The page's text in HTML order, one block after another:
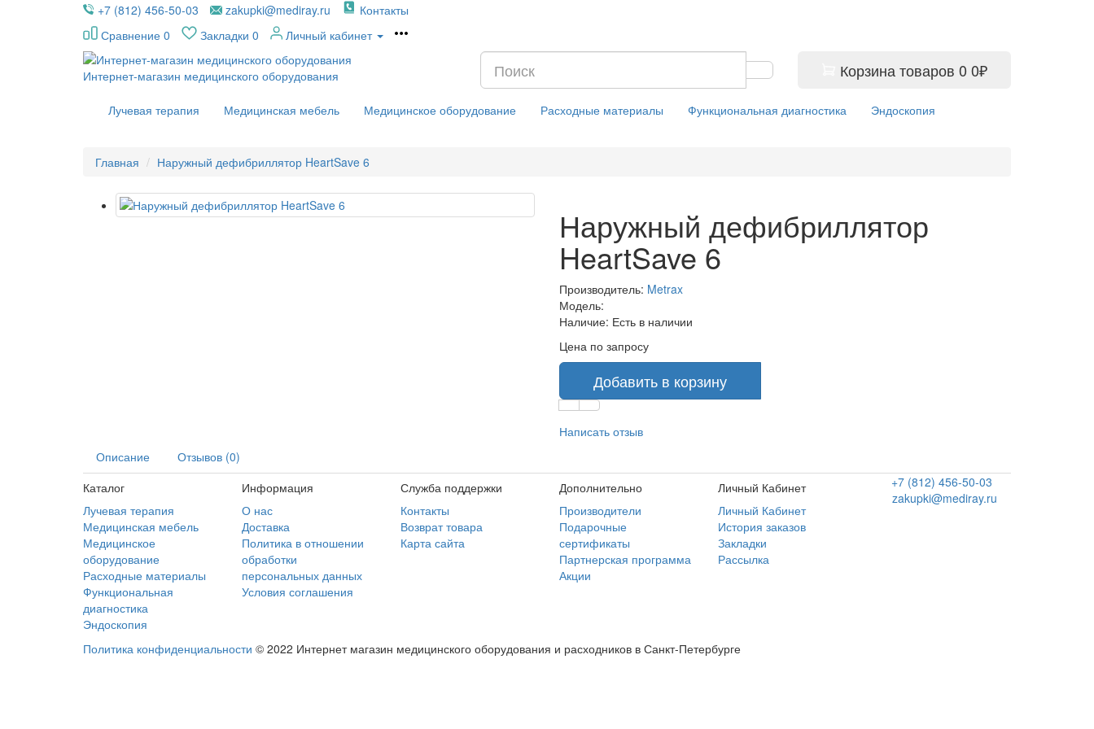
+7 (812) 456-50-03 zakupki@mediray.ru
Контакты
Сравнение 0 Закладки 0 Личный кабинет
Интернет-магазин медицинского оборудования Корзина товаров 0 0₽
Лучевая терапия Медицинская мебель Медицинское оборудование Расходные материалы Функциональная диагностика Эндоскопия
Главная Наружный дефибриллятор HeartSave 6
Наружный дефибриллятор
HeartSave 6
Производитель: Metrax
Модель:
Наличие: Есть в наличии
Цена по запросу
Добавить в корзину
Написать отзыв
Описание
Отзывов (0)
Каталог
Лучевая терапия
Медицинская мебель
Медицинское
оборудование
Расходные материалы
Функциональная
диагностика
Эндоскопия
Информация
О нас
Доставка
Политика в отношении
обработки
персональных данных
Условия соглашения
Служба поддержки
Контакты
Возврат товара
Карта сайта
Дополнительно
Производители
Подарочные
сертификаты
Партнерская программа
Акции
Личный Кабинет
Личный Кабинет
История заказов
Закладки
Рассылка
+7 (812) 456-50-03
zakupki@mediray.ru
Политика конфиденциальности © 2022 Интернет магазин медицинского оборудования и расходников в Санкт-Петербурге